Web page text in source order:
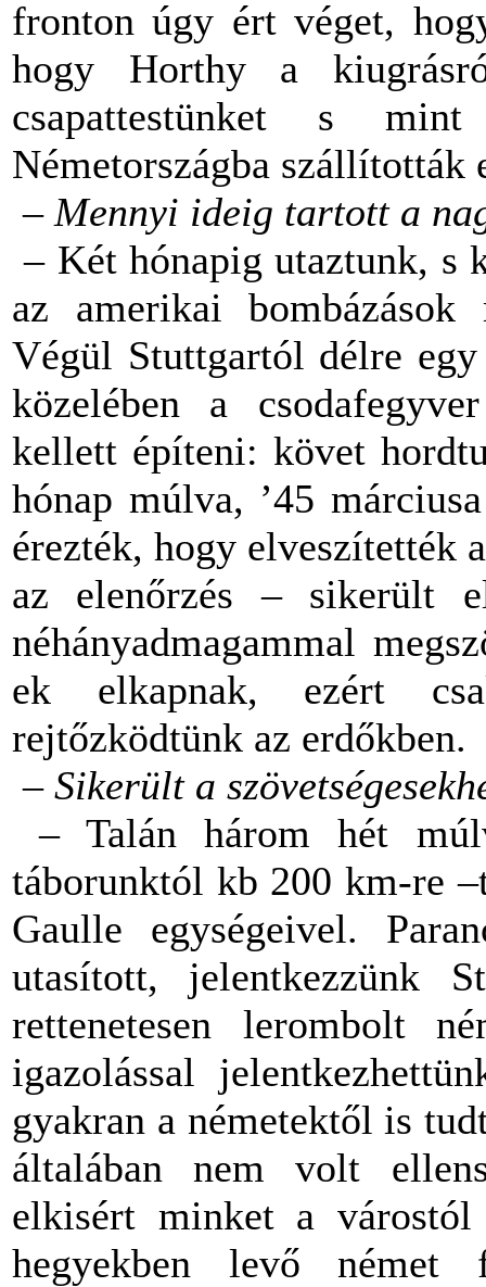
fronton úgy ért véget,
hogy Horthy a
csapattestünket s mint
Németországba szállították
– Mennyi ideig tartott a
– Két hónapig utaztunk, s
az amerikai
Végül Stuttgartól délre
közelében a
kellett építeni: követ
hónap múlva, ’45
érezték, hogy elveszítették
az elenőrzés – sikerült
néhányadmagammal
ek elkapnak, ezért
rejtőzködtünk az erdőkben.
– Sikerült a
– Talán három hét
táborunktól kb 200 km-re
Gaulle egységeivel.
utasított, jelentkezzünk
rettenetesen lerombolt
igazolással
gyakran a németektől is
általában nem volt
elkisért minket a várostól
hegyekben levő német